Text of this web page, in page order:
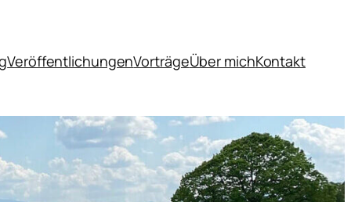
VeröffentlichungenVorträgeÜber michKontakt